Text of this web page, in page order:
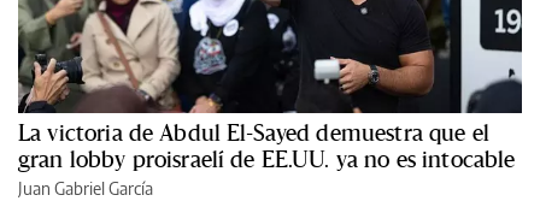
La victoria de Abdul El-Sayed demuestra que el
gran lobby proisraelí de EE.UU. ya no es intocable
Juan Gabriel García